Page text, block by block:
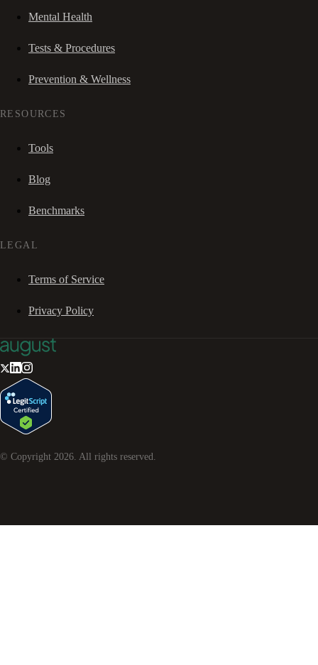
Mental Health
Tests & Procedures
Prevention & Wellness
RESOURCES
Tools
Blog
Benchmarks
LEGAL
Terms of Service
Privacy Policy
© Copyright 2026 . All rights reserved.